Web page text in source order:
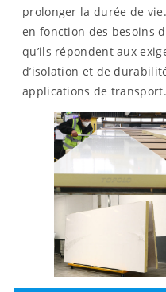
prolonger la durée de
en fonction des besoins
qu’ils répondent aux
d’isolation et de
applications de transport.